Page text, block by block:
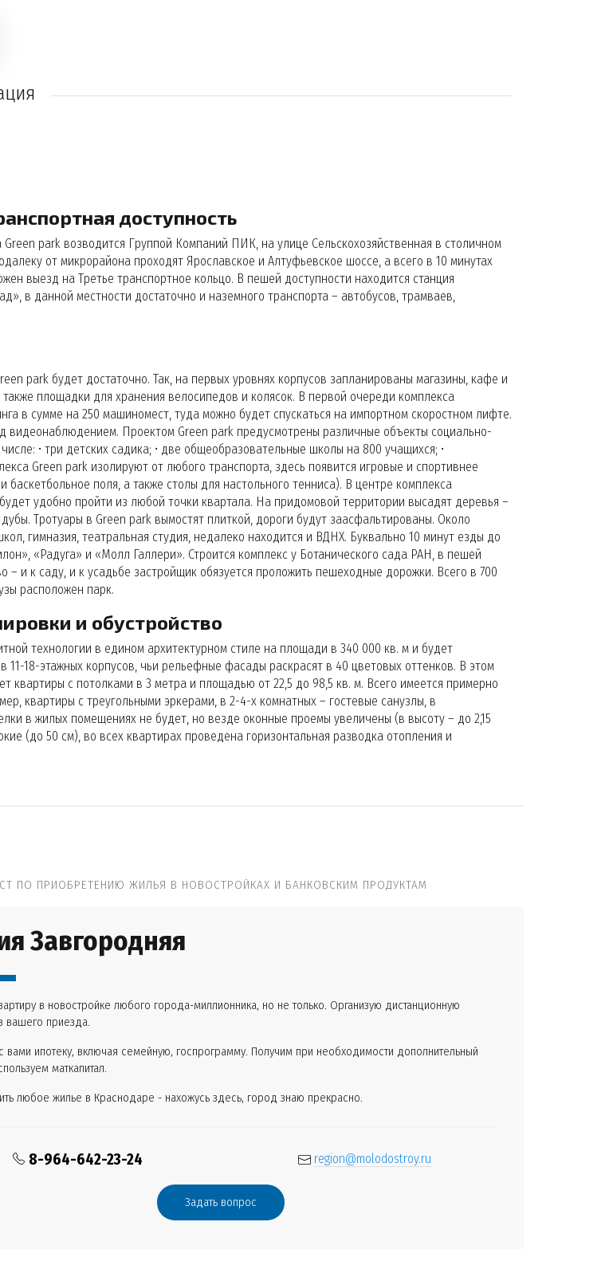
доступность
park возводится Группой Компаний ПИК, на улице Сельскохозяйственная в столичном
от микрорайона проходят Ярославское и Алтуфьевское шоссе, а всего в 10 минутах
выезд на Третье транспортное кольцо. В пешей доступности находится станция
в данной местности достаточно и наземного транспорта – автобусов, трамваев,
park будет достаточно. Так, на первых уровнях корпусов запланированы магазины, кафе и
площадки для хранения велосипедов и колясок. В первой очереди комплекса
в сумме на 250 машиномест, туда можно будет спускаться на импортном скоростном лифте.
видеонаблюдением. Проектом Green park предусмотрены различные объекты социально-
• три детских садика; • две общеобразовательные школы на 800 учащихся; •
Green park изолируют от любого транспорта, здесь появится игровые и спортивнее
поля, а также столы для настольного тенниса). В центре комплекса
удобно пройти из любой точки квартала. На придомовой территории высадят деревья –
Тротуары в Green park вымостят плиткой, дороги будут заасфальтированы. Около
гимназия, театральная студия, недалеко находится и ВДНХ. Буквально 10 минут езды до
«Радуга» и «Молл Галлери». Строится комплекс у Ботанического сада РАН, в пешей
– и к саду, и к усадьбе застройщик обязуется проложить пешеходные дорожки. Всего в 700
расположен парк.
и обустройство
технологии в едином архитектурном стиле на площади в 340 000 кв. м и будет
11-18-этажных корпусов, чьи рельефные фасады раскрасят в 40 цветовых оттенков. В этом
квартиры с потолками в 3 метра и площадью от 22,5 до 98,5 кв. м. Всего имеется примерно
квартиры с треугольными эркерами, в 2-4-х комнатных – гостевые санузлы, в
в жилых помещениях не будет, но везде оконные проемы увеличены (в высоту – до 2,15
(до 50 см), во всех квартирах проведена горизонтальная разводка отопления и
ПО ПРИОБРЕТЕНИЮ ЖИЛЬЯ В НОВОСТРОЙКАХ И БАНКОВСКИМ ПРОДУКТАМ
Завгородняя
в новостройке любого города-миллионника, но не только. Организую дистанционную
вашего приезда.
ипотеку, включая семейную, госпрограмму. Получим при необходимости дополнительный
маткапитал.
любое жилье в Краснодаре - нахожусь здесь, город знаю прекрасно.
8-964-642-23-24 region@molodostroy.ru
Задать вопрос